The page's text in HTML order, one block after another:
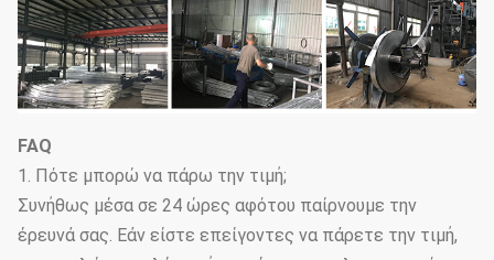
FAQ
1. Πότε μπορώ να πάρω την τιμή;
Συνήθως μέσα σε 24 ώρες αφότου παίρνουμε την
έρευνά σας. Εάν είστε επείγοντες να πάρετε την τιμή,